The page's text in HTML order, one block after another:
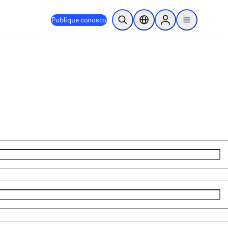
Publique conosco Pesquisa aberta
Seletor de localização
Sign in to products
menu